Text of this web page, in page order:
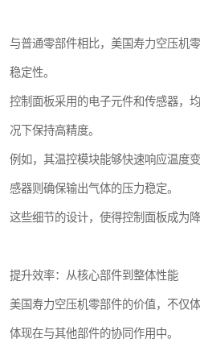
与普通零部件相比，美国寿力空压机
稳定性。
控制面板采用的电子元件和传感器，
况下保持高精度。
例如，其温控模块能够快速响应温度
感器则确保输出气体的压力稳定。
这些细节的设计，使得控制面板成为
提升效率：从核心部件到整体性能
美国寿力空压机零部件的价值，不仅
体现在与其他部件的协同作用中。